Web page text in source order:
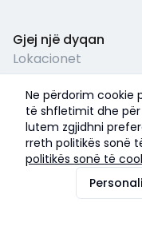
Gjej një dyqan
Lokacionet
Përkujdesja për
Pyetjet e Shpeshta
©
Ne përdorim cookie
të shfletimit dhe
lutem zgjidhni
rreth politikës sonë
politikës sonë të